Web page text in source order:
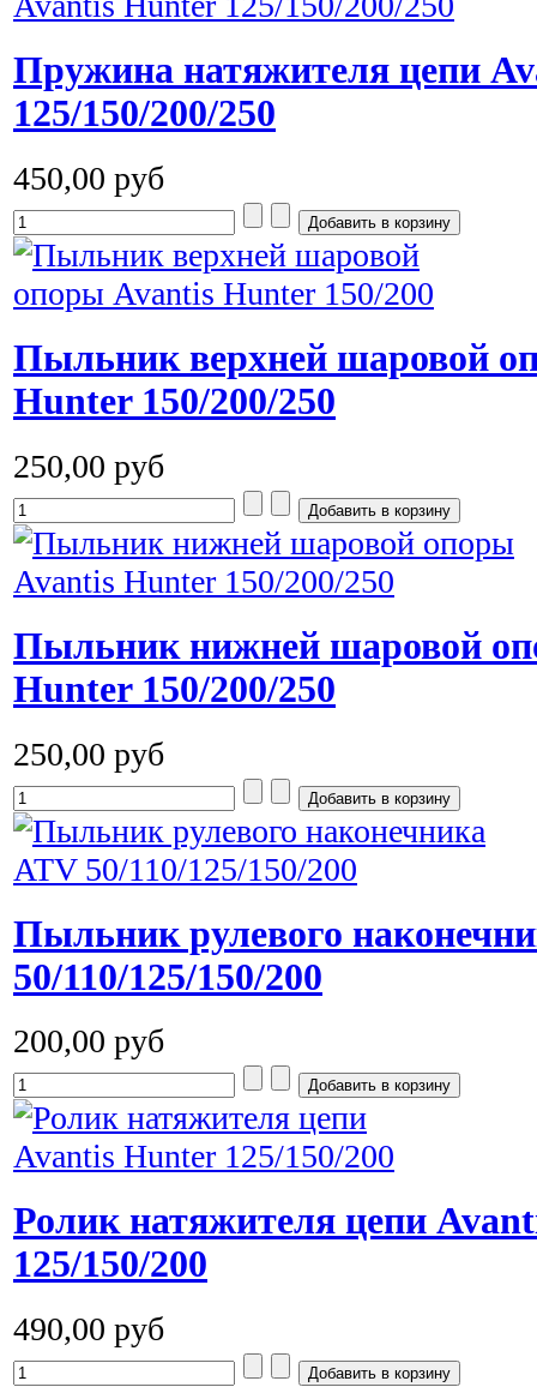
Пружина натяжителя цепи
125/150/200/250
450,00 руб
Пыльник верхней шаровой
Hunter 150/200/250
250,00 руб
Пыльник нижней шаровой
Hunter 150/200/250
250,00 руб
Пыльник рулевого
50/110/125/150/200
200,00 руб
Ролик натяжителя цепи
125/150/200
490,00 руб